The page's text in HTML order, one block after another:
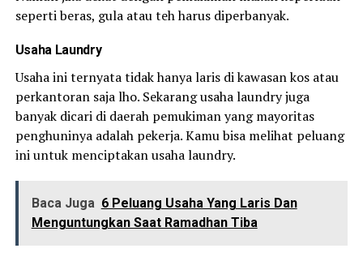
seperti beras, gula atau teh harus diperbanyak.
Usaha Laundry
Usaha ini ternyata tidak hanya laris di kawasan kos atau
perkantoran saja lho. Sekarang usaha laundry juga
banyak dicari di daerah pemukiman yang mayoritas
penghuninya adalah pekerja. Kamu bisa melihat peluang
ini untuk menciptakan usaha laundry.
Baca Juga 6 Peluang Usaha Yang Laris Dan
Menguntungkan Saat Ramadhan Tiba